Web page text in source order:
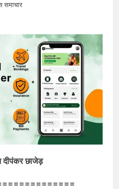
समाचार
दीपंकर छाजेड़